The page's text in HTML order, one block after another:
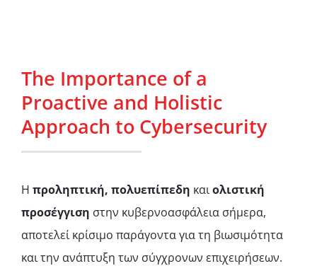
The Importance of a
Proactive and Holistic
Approach to Cybersecurity
Η προληπτική, πολυεπίπεδη καιολιστική
προσέγγιση στην κυβερνοασφάλεια σήμερα,
αποτελεί κρίσιμο παράγοντα για τη βιωσιμότητα
και την ανάπτυξη των σύγχρονων επιχειρήσεων.